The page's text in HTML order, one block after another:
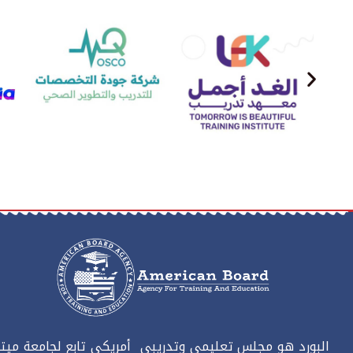
البورد هو مجلس تعليمي وتدريبي أمريكي تابع لجامعة